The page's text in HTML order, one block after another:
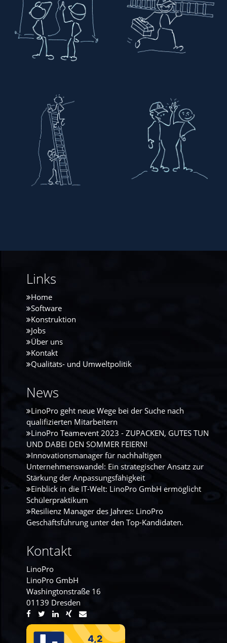
Links
Home
Software
Konstruktion
Jobs
Über uns
Kontakt
Qualitäts- und Umweltpolitik
News
LinoPro geht neue Wege bei der Suche nach
qualifizierten Mitarbeitern
LinoPro Teamevent 2023 - ZUPACKEN, GUTES TUN
UND DABEI DEN SOMMER FEIERN!
Innovationsmanager für nachhaltigen
Unternehmenswandel: Ein strategischer Ansatz zur
Stärkung der Anpassungsfähigkeit
Einblick in die IT-Welt: LinoPro GmbH ermöglicht
Schülerpraktikum
Resilienz Manager des Jahres: LinoPro
Geschäftsführung unter den Top-Kandidaten.
Kontakt
LinoPro
LinoPro GmbH
Washingtonstraße 16
01139 Dresden